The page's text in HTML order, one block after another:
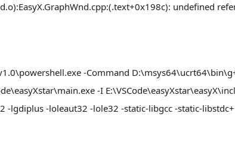
undefined
-Command
-I
lgdiplus -loleaut32 -lole32 -static-libgcc -static-